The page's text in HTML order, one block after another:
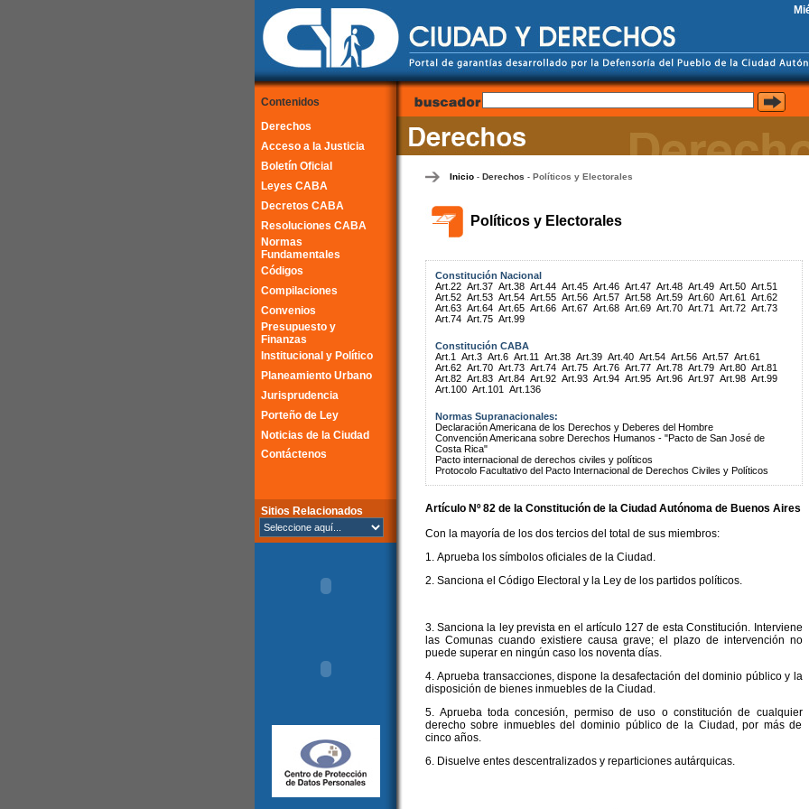
Contenidos
Derechos
Acceso a la Justicia
Boletín Oficial
Leyes CABA
Decretos CABA
Resoluciones CABA
Normas
Fundamentales
Códigos
Compilaciones
Convenios
Presupuesto y
Finanzas
Institucional y Político
Planeamiento Urbano
Jurisprudencia
Porteño de Ley
Noticias de la Ciudad
Contáctenos
Sitios Relacionados
Inicio- Derechos - Políticos y Electorales
Políticos y Electorales
Constitución Nacional
Art.22 Art.37 Art.38 Art.44 Art.45 Art.46 Art.47 Art.48 Art.49 Art.50 Art.51
Art.52 Art.53 Art.54 Art.55 Art.56 Art.57 Art.58 Art.59 Art.60 Art.61
Art.62
Art.63 Art.64 Art.65 Art.66 Art.67 Art.68 Art.69 Art.70 Art.71 Art.72 Art.73
Art.74 Art.75 Art.99
Constitución CABA
Art.1
Art.3 Art.6 Art.11 Art.38 Art.39 Art.40 Art.54 Art.56 Art.57 Art.61
Art.62 Art.70 Art.73 Art.74 Art.75 Art.76 Art.77 Art.78 Art.79 Art.80 Art.81
Art.82 Art.83 Art.84 Art.92 Art.93 Art.94 Art.95 Art.96 Art.97 Art.98 Art.99
Art.100 Art.101 Art.136
Normas Supranacionales:
Declaración Americana de los Derechos y Deberes del Hombre
Convención Americana sobre Derechos Humanos - "Pacto de San José de
Costa Rica"
Pacto internacional de derechos civiles y políticos
Protocolo Facultativo del Pacto Internacional de Derechos Civiles y Políticos
Artículo Nº 82 de la Constituciónde la Ciudad Autónoma de Buenos Aires
Con la mayoría de los dos tercios del total de sus miembros:
1. Aprueba los símbolos oficiales de la Ciudad.
2. Sanciona el Código Electoral y la Ley de los partidos políticos.
3. Sanciona la ley prevista en el artículo 127 de esta Constitución. Interviene
las Comunas cuando existiere causa grave; el plazo de intervención no
puede superar en ningún caso los noventa días.
4. Aprueba transacciones, dispone la desafectación del dominio público y la
disposición de bienes inmuebles de la Ciudad.
5. Aprueba toda concesión, permiso de uso o constitución de cualquier
derecho sobre inmuebles del dominio público de la Ciudad, por más de
cinco años.
6. Disuelve entes descentralizados y reparticiones autárquicas.